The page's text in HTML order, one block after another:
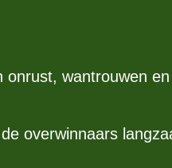
wantrouwen
overwinnaars